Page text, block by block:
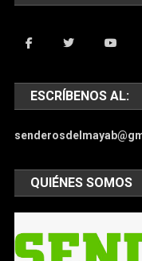
ESCRÍBENOS AL:
QUIÉNES SOMOS